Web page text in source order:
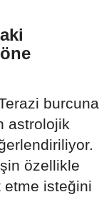
burcuna
astrolojik
özellikle
etme isteğini